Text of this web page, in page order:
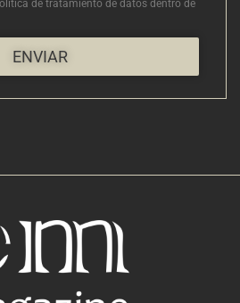
de tratamiento de datos dentro de
ENVIAR